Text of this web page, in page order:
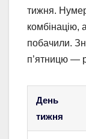
тижня.
комбінацію,
побачили.
п’ятницю —
День
тижня